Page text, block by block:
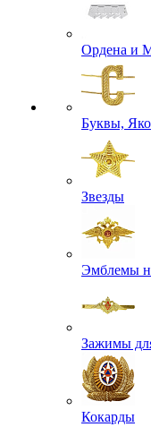
Ордена и
Буквы,
Звезды
Эмблемы
Зажимы
Кокарды